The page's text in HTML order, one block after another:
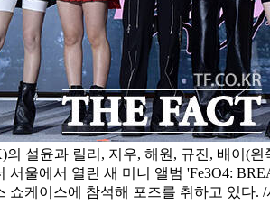
설윤과 릴리, 지우, 해원, 규진, 배이(왼
서울에서 열린 새 미니 앨범 'Fe3O4:
쇼케이스에 참석해 포즈를 취하고 있다.